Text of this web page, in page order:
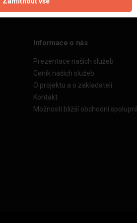
Informace o nás
Prezentace našich služeb
Ceník našich služeb
O projektu a o zakladateli
Kontakt
Možnosti bližší obchodní